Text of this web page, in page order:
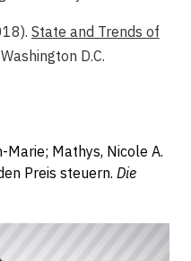
State and Trends of
D.C.
Mathys, Nicole A.
Preis steuern. Die